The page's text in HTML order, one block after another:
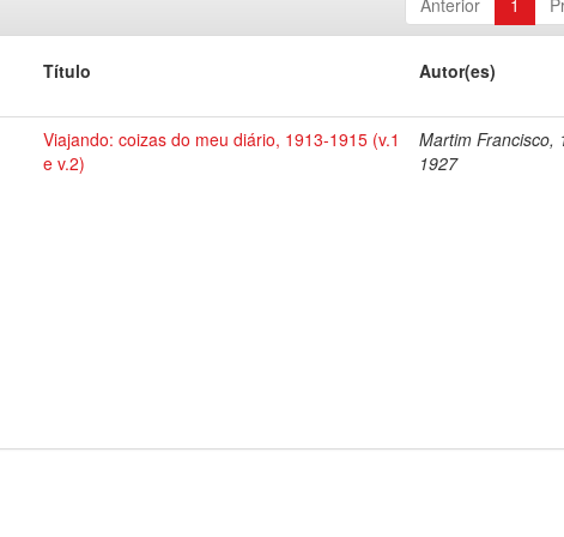
Anterior 1
Título Autor(es)
Viajando: coizas do meu diário, 1913-1915 (v.1
e v.2)
Martim Francisco,
1927